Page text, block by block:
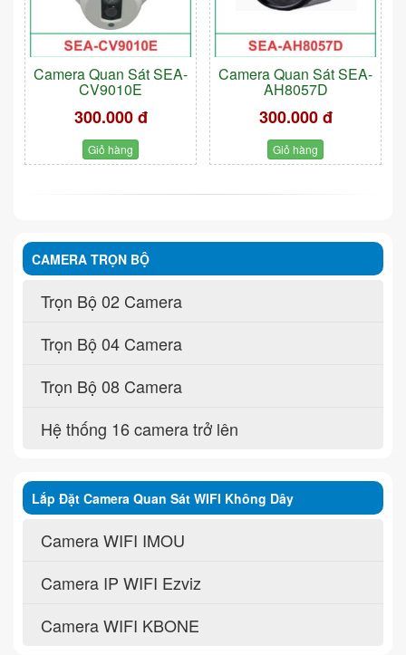
Camera Quan Sát SEA-
CV9010E
300.000 đ
Giỏ hàng
Camera Quan Sát SEA-
AH8057D
300.000 đ
Giỏ hàng
CAMERA TRỌN BỘ
Trọn Bộ 02 Camera
Trọn Bộ 04 Camera
Trọn Bộ 08 Camera
Hệ thống 16 camera trở lên
Lắp Đặt Camera Quan Sát WIFI Không Dây
Camera WIFI IMOU
Camera IP WIFI Ezviz
Camera WIFI KBONE